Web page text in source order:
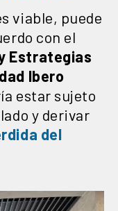
viable, puede
con el
Estrategias
Ibero
estar sujeto
y derivar
del